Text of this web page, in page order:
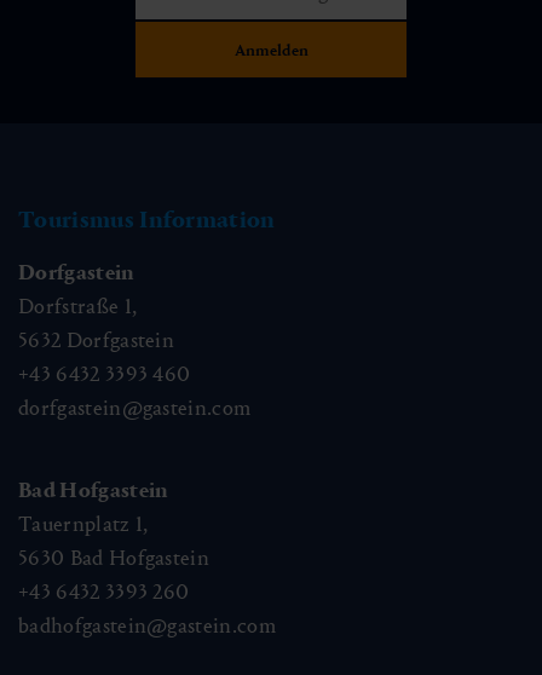
Tourismus Information
Dorfgastein
Dorfstraße 1,
5632 Dorfgastein
+43 6432 3393 460
dorfgastein@gastein.com
Bad Hofgastein
Tauernplatz 1,
5630 Bad Hofgastein
+43 6432 3393 260
badhofgastein@gastein.com